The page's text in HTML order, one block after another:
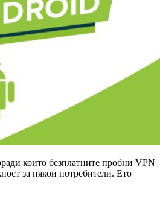
които безплатните пробни VPN
за някои потребители. Ето